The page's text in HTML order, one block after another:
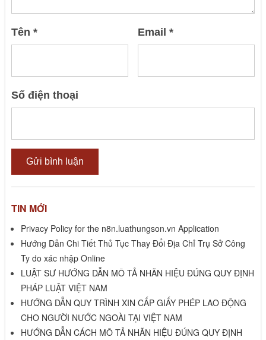
Tên* Email*
Số điện thoại
TIN MỚI
Privacy Policy for the n8n.luathungson.vn Application
Hướng Dẫn Chi Tiết Thủ Tục Thay Đổi Địa Chỉ Trụ Sở Công
Ty do xác nhập Online
LUẬT SƯ HƯỚNG DẪN MÔ TẢ NHÃN HIỆU ĐÚNG QUY ĐỊNH
PHÁP LUẬT VIỆT NAM
HƯỚNG DẪN QUY TRÌNH XIN CẤP GIẤY PHÉP LAO ĐỘNG
CHO NGƯỜI NƯỚC NGOÀI TẠI VIỆT NAM
HƯỚNG DẪN CÁCH MÔ TẢ NHÃN HIỆU ĐÚNG QUY ĐỊNH